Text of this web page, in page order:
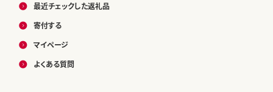
最近チェックした返礼品
寄付する
マイページ
よくある質問